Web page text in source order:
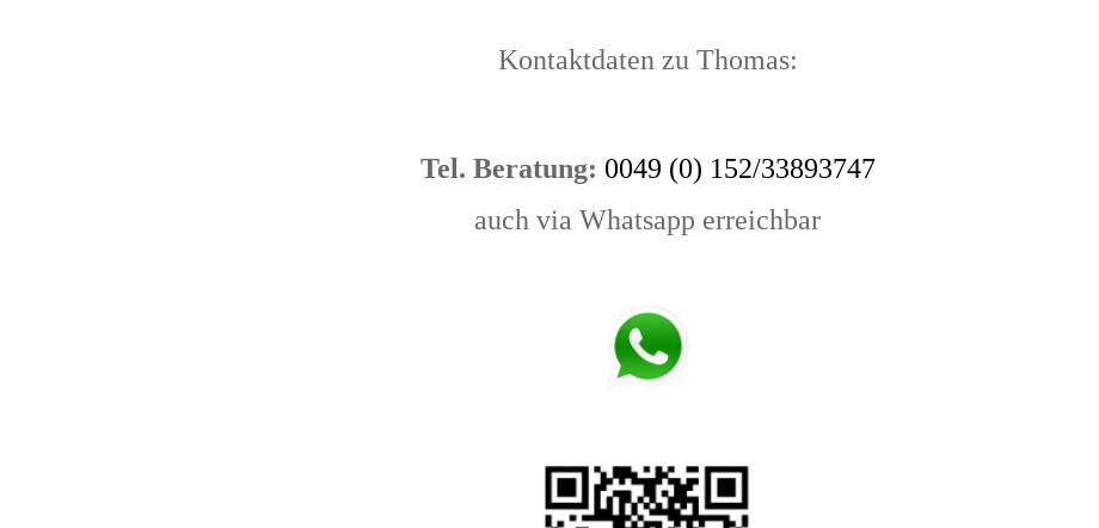
Kontaktdaten zu Thomas:
Tel. Beratung: 0049 (0) 152/33893747
auch via Whatsapp erreichbar